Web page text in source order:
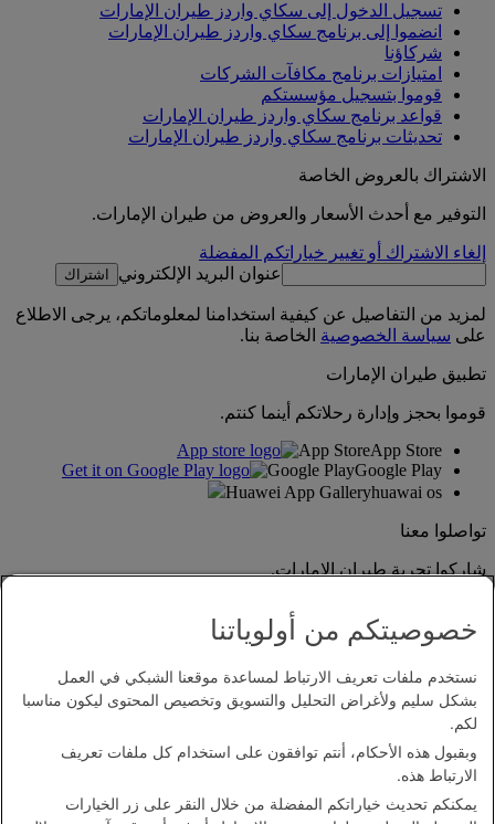
تسجيل الدخول إلى سكاي واردز طيران الإمارات
انضموا إلى برنامج سكاي واردز طيران الإمارات
شركاؤنا
امتيازات برنامج مكافآت الشركات
قوموا بتسجيل مؤسستكم
قواعد برنامج سكاي واردز طيران الإمارات
تحديثات برنامج سكاي واردز طيران الإمارات
الاشتراك بالعروض الخاصة
التوفير مع أحدث الأسعار والعروض من طيران الإمارات.
إلغاء الاشتراك أو تغيير خياراتكم المفضلة
عنوان البريد الإلكتروني
اشتراك
لمزيد من التفاصيل عن كيفية استخدامنا لمعلوماتكم، يرجى الاطلاع
على سياسة الخصوصية الخاصة بنا.
تطبيق طيران الإمارات
قوموا بحجز وإدارة رحلاتكم أينما كنتم.
App StoreApp Store
Google PlayGoogle Play
Huawei App Galleryhuawai os
تواصلوا معنا
شاركوا تجربة طيران الإمارات.
بيان إمكانية الدخول
اتصل بنا
سياسة الخصوصية
خصوصيتكم من أولوياتنا
نستخدم ملفات تعريف الارتباط لمساعدة موقعنا الشبكي في العمل
بشكل سليم ولأغراض التحليل والتسويق وتخصيص المحتوى ليكون مناسبا
لكم.
وبقبول هذه الأحكام، أنتم توافقون على استخدام كل ملفات تعريف
الارتباط هذه.
يمكنكم تحديث خياراتكم المفضلة من خلال النقر على زر الخيارات